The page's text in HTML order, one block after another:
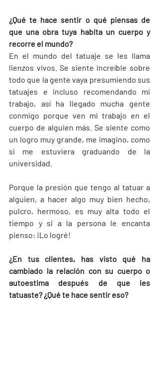
¿Qué te hace sentir o qué piensas de
que una obra tuya habita un cuerpo y
recorre el mundo?
En el mundo del tatuaje se les llama
lienzos vivos. Se siente increíble sobre
todo que la gente vaya presumiendo sus
tatuajes e incluso recomendando mi
trabajo, así ha llegado mucha gente
conmigo porque ven mi trabajo en el
cuerpo de alguien más. Se siente como
un logro muy grande, me imagino, como
si me estuviera graduando de la
universidad.
Porque la presión que tengo al tatuar a
alguien, a hacer algo muy bien hecho,
pulcro, hermoso, es muy alta todo el
tiempo y si a la persona le encanta
pienso: ¡Lo logré!
¿En tus clientes, has visto qué ha
cambiado la relación con su cuerpo o
autoestima después de que les
tatuaste? ¿Qué te hace sentir eso?